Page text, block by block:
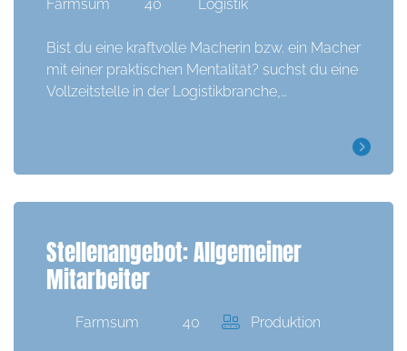
Farmsum 40 Logistik
Bist du eine kraftvolle Macherin bzw. ein Macher
mit einer praktischen Mentalität? suchst du eine
Vollzeitstelle in der Logistikbranche,…
Stellenangebot: Allgemeiner
Mitarbeiter
Farmsum 40 Produktion